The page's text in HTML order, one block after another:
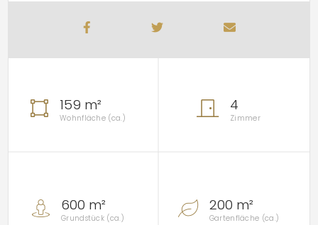
159 m²
Wohnfläche (ca.)
4
Zimmer
600 m²
Grundstück (ca.)
200 m²
Gartenfläche (ca.)